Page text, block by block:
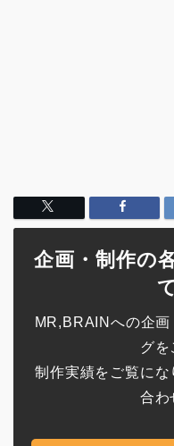
企画・制作の
MR,BRAINへの企
グを
制作実績をご覧に
合わ